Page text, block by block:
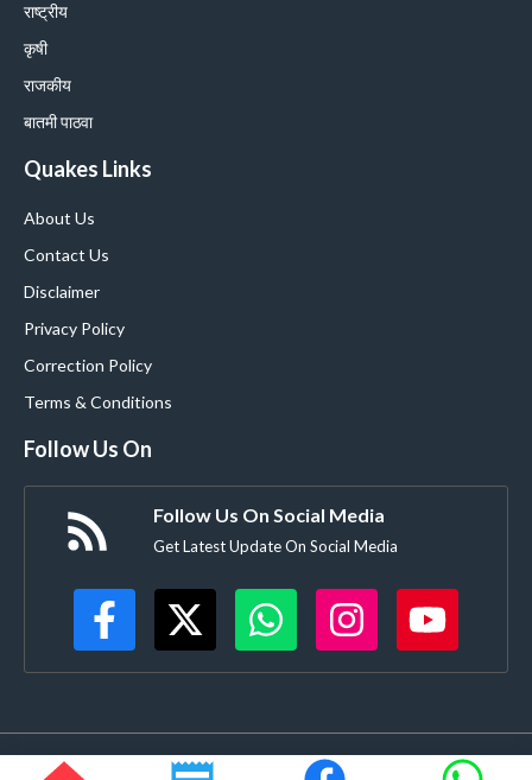
राष्ट्रीय
कृषी
राजकीय
बातमी पाठवा
Quakes Links
About Us
Contact Us
Disclaimer
Privacy Policy
Correction Policy
Terms & Conditions
Follow Us On
Follow Us On Social Media
Get Latest Update On Social Media
©Buldanacoverage.com • All rights reserved • Created by-